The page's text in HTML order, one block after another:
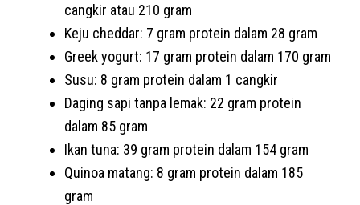
cangkir atau 210 gram
Keju cheddar: 7 gram protein dalam 28 gram
Greek yogurt: 17 gram protein dalam 170 gram
Susu: 8 gram protein dalam 1 cangkir
Daging sapi tanpa lemak: 22 gram protein
dalam 85 gram
Ikan tuna: 39 gram protein dalam 154 gram
Quinoa matang: 8 gram protein dalam 185
gram